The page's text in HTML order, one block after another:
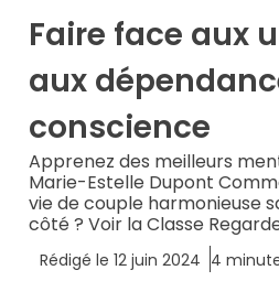
Faire face aux
aux
conscience
Apprenez des meilleurs
Marie-Estelle Dupont
vie de couple harmonieuse
côté ? Voir la Classe
Rédigé le 12 juin 2024 4